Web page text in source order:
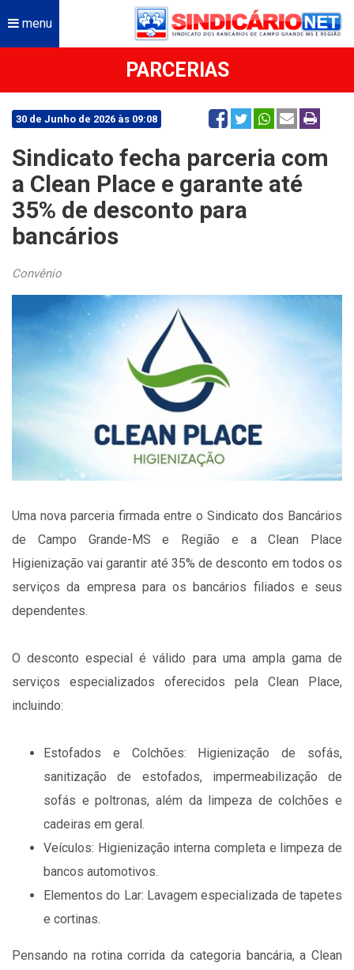
menu
PARCERIAS
30 de Junho de 2026 às 09:08
Sindicato fecha parceria com
a Clean Place e garante até
35% de desconto para
bancários
Convênio
Uma nova parceria firmada entre o Sindicato dos Bancários
de Campo Grande-MS e Região e a Clean Place
Higienização vai garantir até 35% de desconto em todos os
serviços da empresa para os bancários filiados e seus
dependentes.
O desconto especial é válido para uma ampla gama de
serviços especializados oferecidos pela Clean Place,
incluindo:
Estofados e Colchões: Higienização de sofás,
sanitização de estofados, impermeabilização de
sofás e poltronas, além da limpeza de colchões e
cadeiras em geral.
Veículos: Higienização interna completa e limpeza de
bancos automotivos.
Elementos do Lar: Lavagem especializada de tapetes
e cortinas.
Pensando na rotina corrida da categoria bancária, a Clean